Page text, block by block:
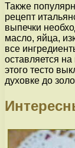
Также
рецепт
выпечки
масло, яйца,
все
оставляется
этого тесто
духовке до